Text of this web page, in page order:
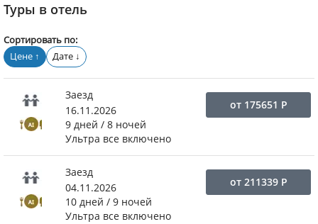
Туры в отель
Сортировать по:
Цене ↑ Дате ↓
Заезд
16.11.2026
9 дней / 8 ночей
Ультра все включено
от 175651 Р
Заезд
04.11.2026
10 дней / 9 ночей
Ультра все включено
от 211339Р